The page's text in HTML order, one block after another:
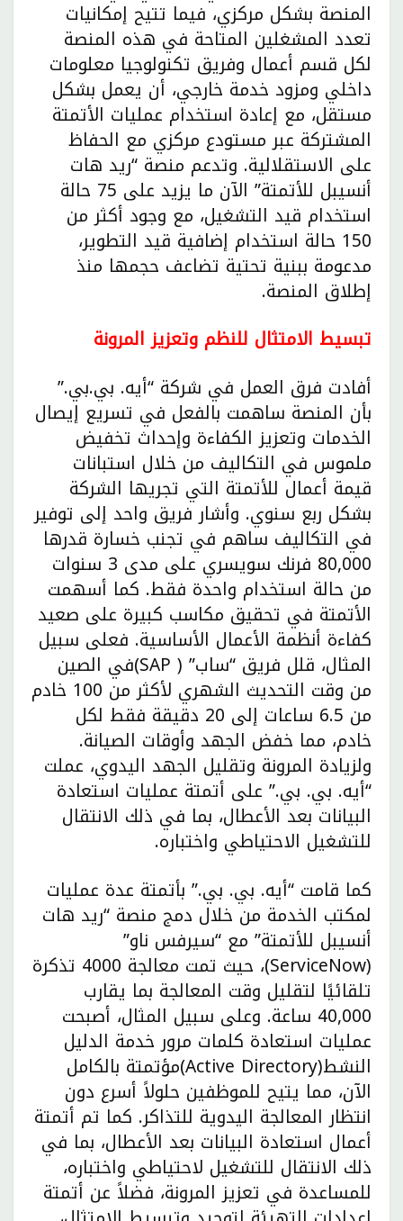
المنصة بشكل مركزي، فيما تتيح إمكانيات
تعدد المشغلين المتاحة في هذه المنصة
لكل قسم أعمال وفريق تكنولوجيا معلومات
داخلي ومزود خدمة خارجي، أن يعمل بشكل
مستقل، مع إعادة استخدام عمليات الأتمتة
المشتركة عبر مستودع مركزي مع الحفاظ
على الاستقلالية. وتدعم منصة “ريد هات
أنسيبل للأتمتة” الآن ما يزيد على 75 حالة
استخدام قيد التشغيل، مع وجود أكثر من
150 حالة استخدام إضافية قيد التطوير،
مدعومة ببنية تحتية تضاعف حجمها منذ
إطلاق المنصة.
تبسيط الامتثال للنظم وتعزيز المرونة
أفادت فرق العمل في شركة “أيه. بي.بي.”
بأن المنصة ساهمت بالفعل في تسريع إيصال
الخدمات وتعزيز الكفاءة وإحداث تخفيض
ملموس في التكاليف من خلال استبانات
قيمة أعمال للأتمتة التي تجريها الشركة
بشكل ربع سنوي. وأشار فريق واحد إلى توفير
في التكاليف ساهم في تجنب خسارة قدرها
80,000 فرنك سويسري على مدى 3 سنوات
من حالة استخدام واحدة فقط. كما أسهمت
الأتمتة في تحقيق مكاسب كبيرة على صعيد
كفاءة أنظمة الأعمال الأساسية. فعلى سبيل
المثال، قلل فريق “ساب” ( SAP)في الصين
من وقت التحديث الشهري لأكثر من 100 خادم
من 6.5 ساعات إلى 20 دقيقة فقط لكل
خادم، مما خفض الجهد وأوقات الصيانة.
ولزيادة المرونة وتقليل الجهد اليدوي، عملت
“أيه. بي. بي.” على أتمتة عمليات استعادة
البيانات بعد الأعطال، بما في ذلك الانتقال
للتشغيل الاحتياطي واختباره.
كما قامت “أيه. بي. بي.” بأتمتة عدة عمليات
لمكتب الخدمة من خلال دمج منصة “ريد هات
أنسيبل للأتمتة” مع “سيرفس ناو”
(ServiceNow)، حيث تمت معالجة 4000 تذكرة
تلقائيًا لتقليل وقت المعالجة بما يقارب
40,000 ساعة. وعلى سبيل المثال، أصبحت
عمليات استعادة كلمات مرور خدمة الدليل
النشط(Active Directory)مؤتمتة بالكامل
الآن، مما يتيح للموظفين حلولاً أسرع دون
انتظار المعالجة اليدوية للتذاكر. كما تم أتمتة
أعمال استعادة البيانات بعد الأعطال، بما في
ذلك الانتقال للتشغيل لاحتياطي واختباره،
للمساعدة في تعزيز المرونة، فضلاً عن أتمتة